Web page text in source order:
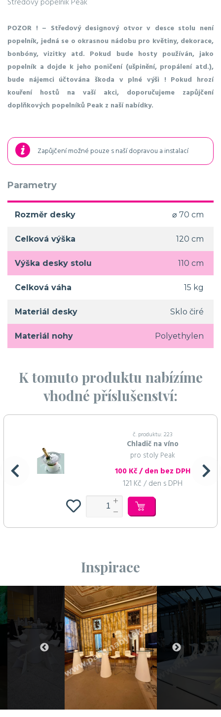
POZOR ! – Středový designový otvor v desce stolu není
popelník, jedná se o okrasnou nádobu pro květiny, dekorace,
bonbóny, vizitky atd. Pokud bude hosty používán, jako
popelník a dojde k jeho poničení (ušpinění, propálení atd.),
bude nájemci účtována škoda v plné výši ! Pokud hrozí
kouření hostů na vaší akci, doporučujeme zapůjčení
doplňkových popelníků Peak z naší nabídky.
Zapůjčení možné pouze s naší dopravou a instalací
Parametry
Rozměr desky ⌀ 70 cm
Celková výška 120 cm
Výška desky stolu 110 cm
Celková váha 15 kg
Materiál desky Sklo čiré
Materiál nohy Polyethylen
K tomuto produktu nabízíme
vhodné příslušenství:
č. produktu: 223
Chladič na víno
pro stoly Peak
100 Kč / den bez DPH
121 Kč / den s DPH
Inspirace